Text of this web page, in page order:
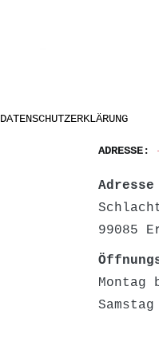
DATENSCHUTZERKLÄRUNG
ADRESSE:
Adresse
99085